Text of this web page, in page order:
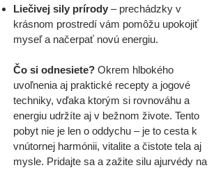
Liečivej sily prírody – prechádzky v
krásnom prostredí vám pomôžu upokojiť
myseľ a načerpať novú energiu.
Čo si odnesiete? Okrem hlbokého
uvoľnenia aj praktické recepty a jogové
techniky, vďaka ktorým si rovnováhu a
energiu udržíte aj v bežnom živote. Tento
pobyt nie je len o oddychu – je to cesta k
vnútornej harmónii, vitalite a čistote tela aj
mysle. Pridajte sa a zažite silu ajurvédy na